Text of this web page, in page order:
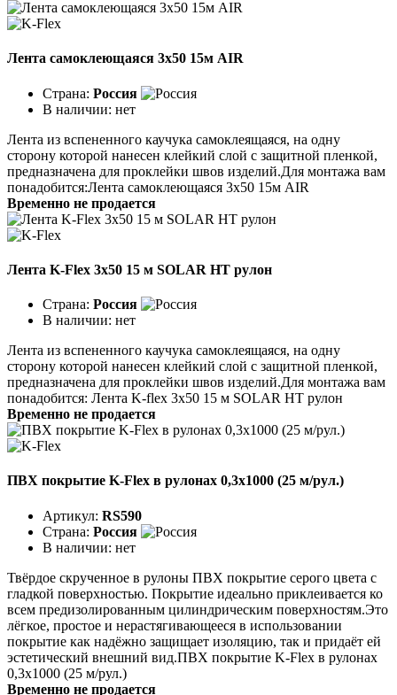
Лента самоклеющаяся 3x50 15м AIR
Страна: Россия
В наличии: нет
Лента из вспененного каучука самоклеящаяся, на одну
сторону которой нанесен клейкий слой с защитной пленкой,
предназначена для проклейки швов изделий.Для монтажа вам
понадобится:Лента самоклеющаяся 3х50 15м AIR
Временно не продается
Лента K-Flex 3x50 15 м SOLAR HT рулон
Страна: Россия
В наличии: нет
Лента из вспененного каучука самоклеящаяся, на одну
сторону которой нанесен клейкий слой с защитной пленкой,
предназначена для проклейки швов изделий.Для монтажа вам
понадобится: Лента K-flex 3х50 15 м SOLAR HT рулон
Временно не продается
ПВХ покрытие K-Flex в рулонах 0,3х1000 (25 м/рул.)
Артикул: RS590
Страна: Россия
В наличии: нет
Твёрдое скрученное в рулоны ПВХ покрытие серого цвета с
гладкой поверхностью. Покрытие идеаль­но приклеивается ко
всем предизолированным цилинд­рическим поверхностям.Это
лёгкое, простое и нерастягивающееся в ис­пользовании
покрытие как надёжно защищает изоляцию, так и придаёт ей
эстетический внешний вид.ПВХ покрытие K-Flex в рулонах
0,3х1000 (25 м/рул.)
Временно не продается